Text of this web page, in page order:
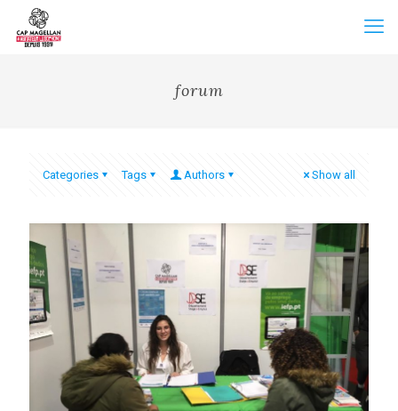
forum
Categories Tags Authors Show all